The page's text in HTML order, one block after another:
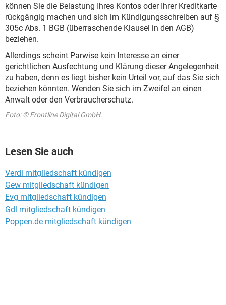
können Sie die Belastung Ihres Kontos oder Ihrer Kreditkarte
rückgängig machen und sich im Kündigungsschreiben auf §
305c Abs. 1 BGB (überraschende Klausel in den AGB)
beziehen.
Allerdings scheint Parwise kein Interesse an einer
gerichtlichen Ausfechtung und Klärung dieser Angelegenheit
zu haben, denn es liegt bisher kein Urteil vor, auf das Sie sich
beziehen könnten. Wenden Sie sich im Zweifel an einen
Anwalt oder den Verbraucherschutz.
Foto: © Frontline Digital GmbH.
Lesen Sie auch
Verdi mitgliedschaft kündigen
Gew mitgliedschaft kündigen
Evg mitgliedschaft kündigen
Gdl mitgliedschaft kündigen
Poppen.de mitgliedschaft kündigen